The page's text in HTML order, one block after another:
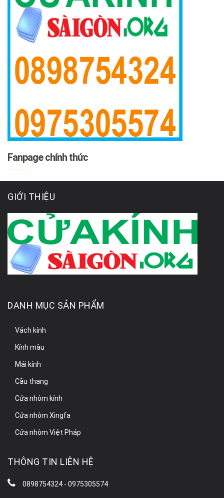
Fanpage chính thức
GIỚI THIỆU
DANH MỤC SẢN PHẨM
Vách kính
Kính màu
Mái kính
Cầu thang
Cửa nhôm kính
Cửa nhôm Xingfa
Cửa nhôm Việt Pháp
THÔNG TIN LIÊN HỆ
0898754324 - 0975305574